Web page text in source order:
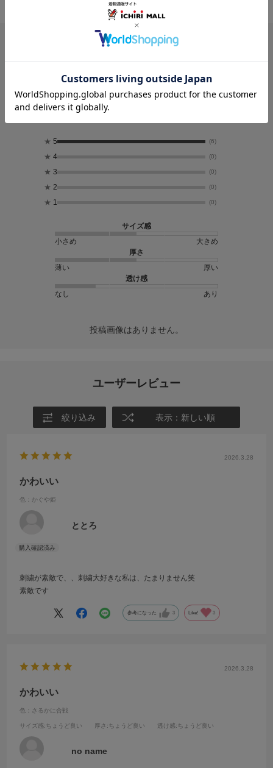
5.0
★ 5 (6)
★ 4 (0)
★ 3 (0)
★ 2 (0)
★ 1 (0)
サイズ感
小さめ
大きめ
厚さ
薄い
厚い
透け感
なし
あり
投稿画像はありません。
ユーザーレビュー
絞り込み 表示：新しい順
2026.3.28
かわいい
色：かぐや姫
ととろ
刺繍が素敵で、、刺繍大好きな私は、たまりません笑
素敵です
参考になった 3 Like! 3
2026.3.28
かわいい
色：さるかに合戦
サイズ感:ちょうど良い 厚さ :ちょうど良い 透け感:ちょうど良い
no name